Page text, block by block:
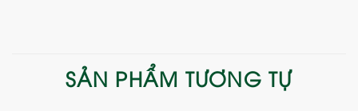
SẢN PHẨM TƯƠNG TỰ